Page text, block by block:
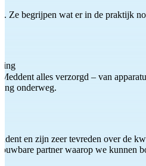
Ze begrijpen wat er in de praktijk
alles verzorgd – van
onderweg.
en zijn zeer tevreden over de
partner waarop we kunnen